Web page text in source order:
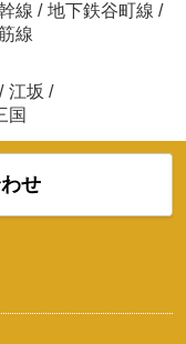
線 / 地下鉄谷町線 /
線
/ 江坂 /
国
せ